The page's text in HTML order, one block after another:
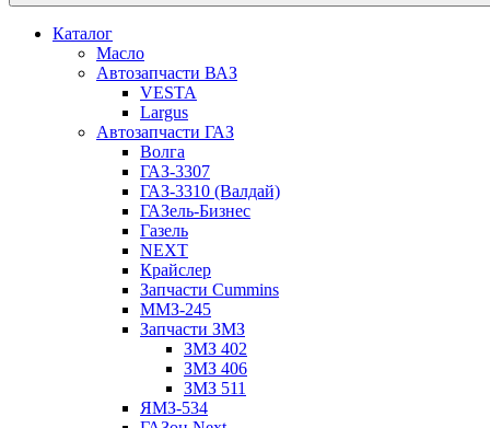
Каталог
Масло
Автозапчасти ВАЗ
VESTA
Largus
Автозапчасти ГАЗ
Волга
ГАЗ-3307
ГАЗ-3310 (Валдай)
ГАЗель-Бизнес
Газель
NEXT
Крайслер
Запчасти Cummins
ММЗ-245
Запчасти ЗМЗ
ЗМЗ 402
ЗМЗ 406
ЗМЗ 511
ЯМЗ-534